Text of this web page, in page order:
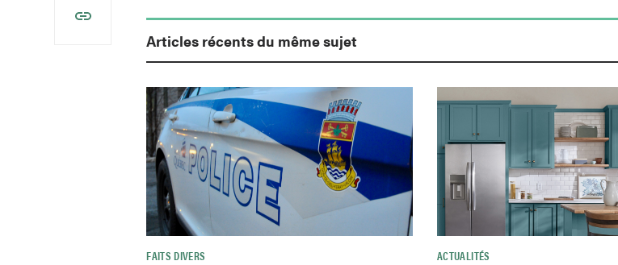
Articles récents du même sujet
FAITS DIVERS ACTUALITÉS